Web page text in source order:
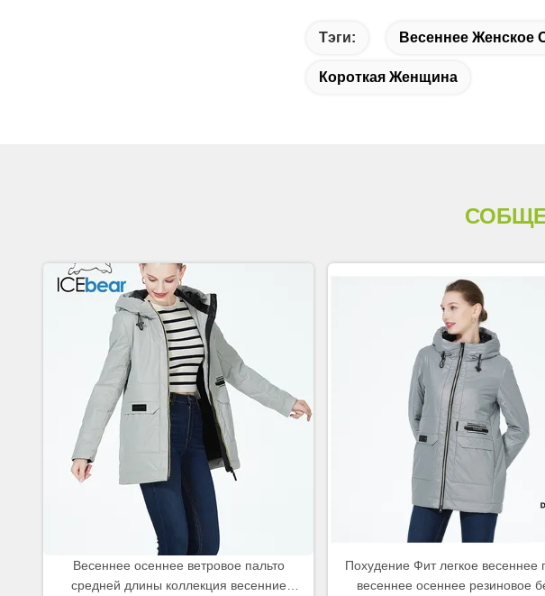
Тэги: Весеннее Женское
Короткая Женщина
Весеннее осеннее ветровое пальто
средней длины коллекция весенние
Похудение Фит легкое весеннее
весеннее осеннее резиновое